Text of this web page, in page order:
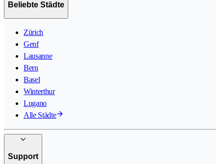
Beliebte Städte
Zürich
Genf
Lausanne
Bern
Basel
Winterthur
Lugano
Alle Städte
Support